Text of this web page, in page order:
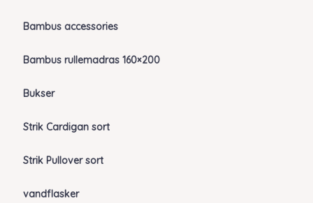
Bambus accessories
Bambus rullemadras 160×200
Bukser
Strik Cardigan sort
Strik Pullover sort
vandflasker